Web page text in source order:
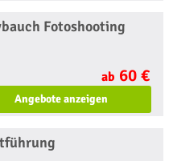
Fotoshooting
ab 60 €
Angebote anzeigen